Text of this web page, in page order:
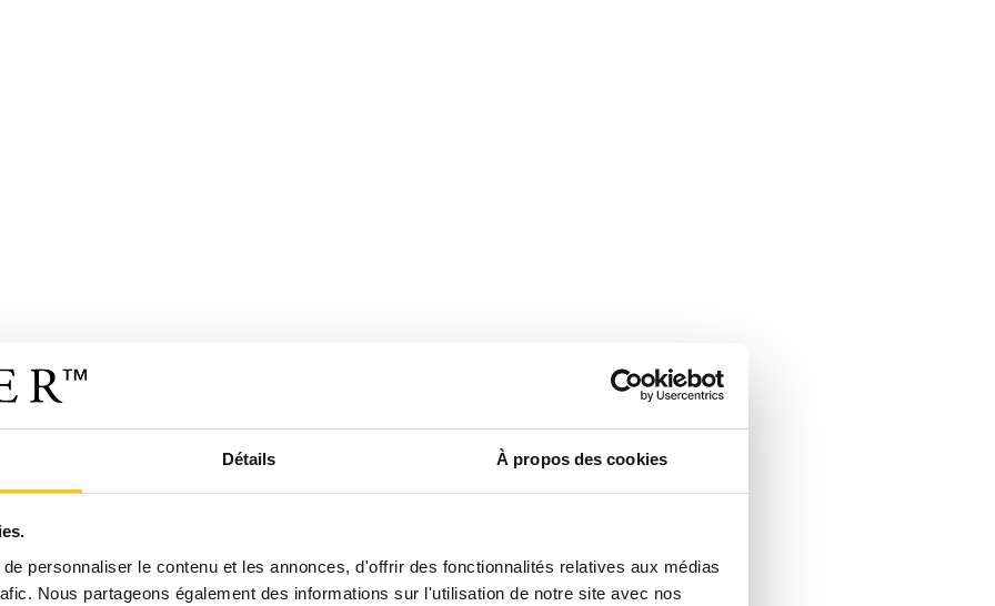
Détails À propos des cookies
personnaliser le contenu et les annonces, d'offrir des fonctionnalités relatives aux médias
Nous partageons également des informations sur l'utilisation de notre site avec nos